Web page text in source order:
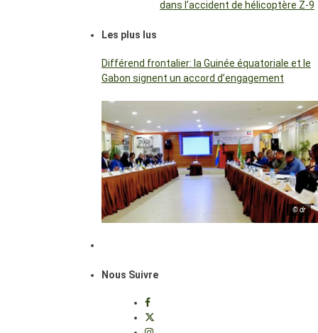
dans l’accident de hélicoptère Z-9
Les plus lus
Différend frontalier: la Guinée équatoriale et le
Gabon signent un accord d’engagement
© dr
Nous Suivre